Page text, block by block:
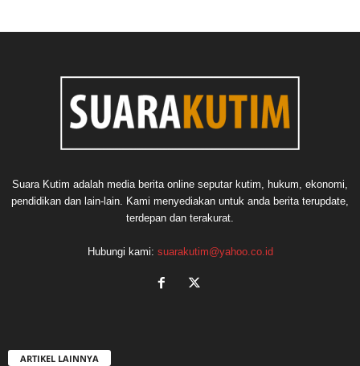
Suara Kutim adalah media berita online seputar kutim, hukum, ekonomi,
pendidikan dan lain-lain. Kami menyediakan untuk anda berita terupdate,
terdepan dan terakurat.
Hubungi kami: suarakutim@yahoo.co.id
ARTIKEL LAINNYA